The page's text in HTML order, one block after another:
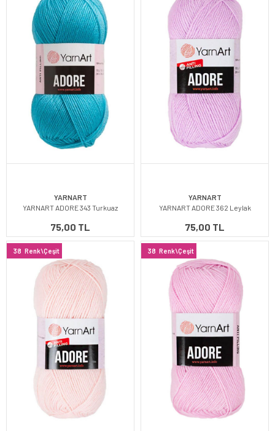
YARNART
YARNART ADORE 343 Turkuaz
75,00 TL
YARNART
YARNART ADORE 362 Leylak
75,00 TL
38 Renk\Çeşit 38 Renk\Çeşit